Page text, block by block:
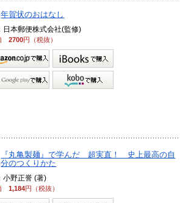
年賀状のおはなし
日本郵便株式会社(監修)
2700円（税抜）
『丸亀製麺』で学んだ 超実直！ 史上最高の自
分のつくりかた
小野正誉 (著)
1,184円（税抜）